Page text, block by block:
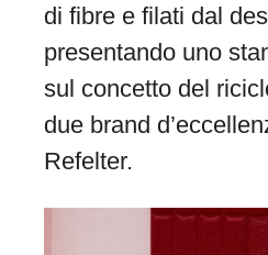
di fibre e filati dal
presentando uno
sul concetto del
due brand
Refelter.